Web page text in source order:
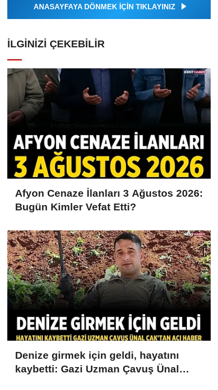
ANASAYFAYA DÖNMEK İÇİN TIKLAYINIZ
İLGINIZI ÇEKEBILIR
Afyon Cenaze İlanları 3 Ağustos 2026:
Bugün Kimler Vefat Etti?
Denize girmek için geldi, hayatını
kaybetti: Gazi Uzman Çavuş Ünal